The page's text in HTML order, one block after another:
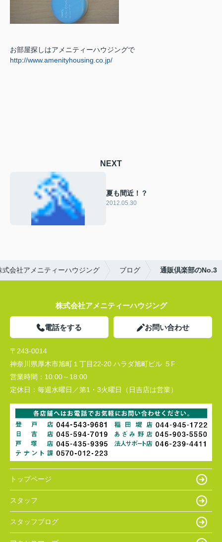
お部屋探しはアメニティーハウジングで
http://www.amenityhousing.co.jp/
NEXT
夏も間近！？
2012.05.30
会社アメニティーハウジング ブログ 通販倶楽部のNo.3
株式会社アメニティーハウジング
電話をする お問い合わせ
〒243-0014
神奈川県厚木市旭町１丁目22-20 ハラダ旭町ビル ５F
営業時間： 10:00～18:00
定休日： 毎週水曜日／第1・3火曜日（日吉店は営業）
トップページ
スタッフ
スタッフブログ